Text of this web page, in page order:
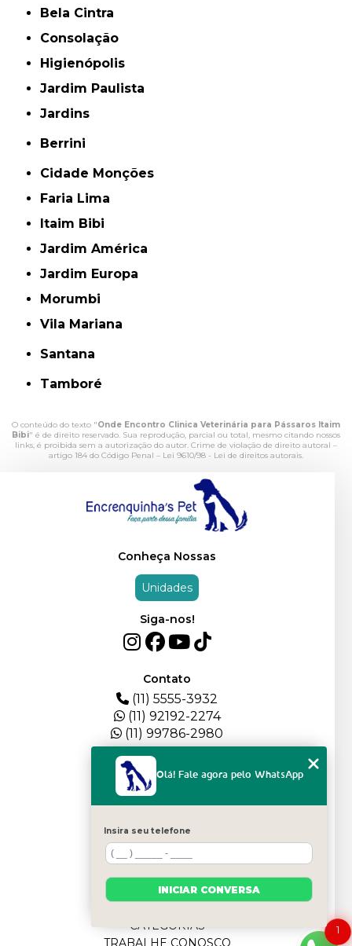
Bela Cintra
Consolação
Higienópolis
Jardim Paulista
Jardins
Berrini
Cidade Monções
Faria Lima
Itaim Bibi
Jardim América
Jardim Europa
Morumbi
Vila Mariana
Santana
Tamboré
O conteúdo do texto "Onde Encontro Clinica Veterinária para Pássaros Itaim
Bibi" é de direito reservado. Sua reprodução, parcial ou total, mesmo citando nossos
links, é proibida sem a autorização do autor. Crime de violação de direito autoral –
artigo 184 do Código Penal – Lei 9610/98 - Lei de direitos autorais.
Conheça Nossas
Unidades
Siga-nos!
Contato
(11) 5555-3932
(11) 92192-2274
(11) 99786-2980
QUEM SOMOS
BLOG
FILHOTES
CATEGORIAS
TRABALHE CONOSCO
1
Olá! Fale agora pelo WhatsApp
Insira seu telefone
INICIAR CONVERSA